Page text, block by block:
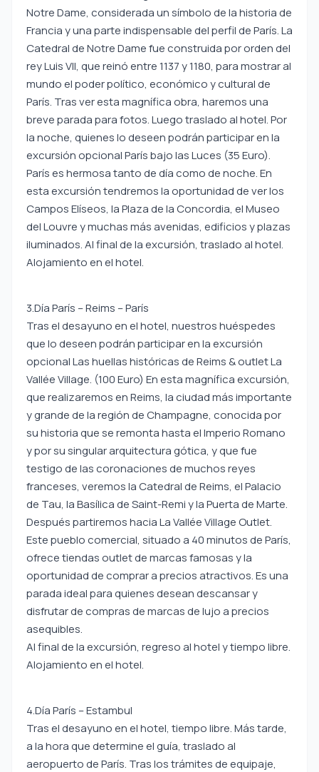
Notre Dame, considerada un símbolo de la historia de
Francia y una parte indispensable del perfil de París. La
Catedral de Notre Dame fue construida por orden del
rey Luis VII, que reinó entre 1137 y 1180, para mostrar al
mundo el poder político, económico y cultural de
París. Tras ver esta magnífica obra, haremos una
breve parada para fotos. Luego traslado al hotel. Por
la noche, quienes lo deseen podrán participar en la
excursión opcional París bajo las Luces (35 Euro).
París es hermosa tanto de día como de noche. En
esta excursión tendremos la oportunidad de ver los
Campos Elíseos, la Plaza de la Concordia, el Museo
del Louvre y muchas más avenidas, edificios y plazas
iluminados. Al final de la excursión, traslado al hotel.
Alojamiento en el hotel.
3.Día París – Reims – París
Tras el desayuno en el hotel, nuestros huéspedes
que lo deseen podrán participar en la excursión
opcional Las huellas históricas de Reims & outlet La
Vallée Village. (100 Euro) En esta magnífica excursión,
que realizaremos en Reims, la ciudad más importante
y grande de la región de Champagne, conocida por
su historia que se remonta hasta el Imperio Romano
y por su singular arquitectura gótica, y que fue
testigo de las coronaciones de muchos reyes
franceses, veremos la Catedral de Reims, el Palacio
de Tau, la Basílica de Saint-Remi y la Puerta de Marte.
Después partiremos hacia La Vallée Village Outlet.
Este pueblo comercial, situado a 40 minutos de París,
ofrece tiendas outlet de marcas famosas y la
oportunidad de comprar a precios atractivos. Es una
parada ideal para quienes desean descansar y
disfrutar de compras de marcas de lujo a precios
asequibles.
Al final de la excursión, regreso al hotel y tiempo libre.
Alojamiento en el hotel.
4.Día París – Estambul
Tras el desayuno en el hotel, tiempo libre. Más tarde,
a la hora que determine el guía, traslado al
aeropuerto de París. Tras los trámites de equipaje,